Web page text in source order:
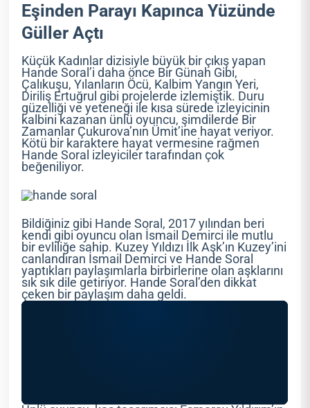
Eşinden Parayı Kapınca Yüzünde
Güller Açtı
Küçük Kadınlar dizisiyle büyük bir çıkış yapan
Hande Soral’i daha önce Bir Günah Gibi,
Çalıkuşu, Yılanların Öcü, Kalbim Yangın Yeri,
Diriliş Ertuğrul gibi projelerde izlemiştik. Duru
güzelliği ve yeteneği ile kısa sürede izleyicinin
kalbini kazanan ünlü oyuncu, şimdilerde Bir
Zamanlar Çukurova’nın Ümit’ine hayat veriyor.
Kötü bir karaktere hayat vermesine rağmen
Hande Soral izleyiciler tarafından çok
beğeniliyor.
Bildiğiniz gibi Hande Soral, 2017 yılından beri
kendi gibi oyuncu olan İsmail Demirci ile mutlu
bir evliliğe sahip. Kuzey Yıldızı İlk Aşk’ın Kuzey’ini
canlandıran İsmail Demirci ve Hande Soral
yaptıkları paylaşımlarla birbirlerine olan aşklarını
sık sık dile getiriyor. Hande Soral’den dikkat
çeken bir paylaşım daha geldi.